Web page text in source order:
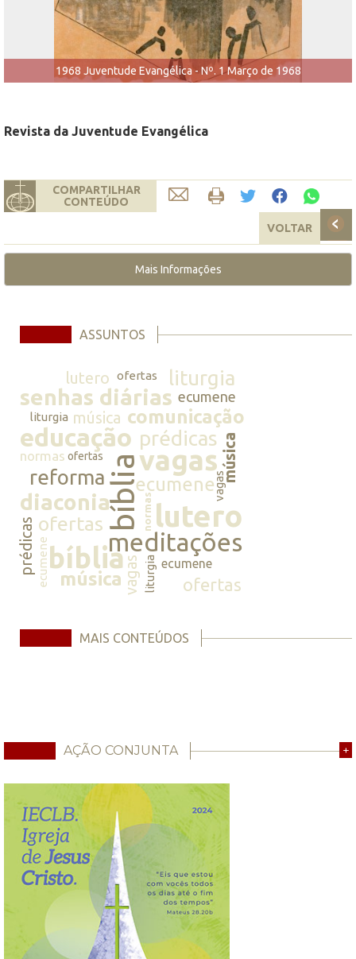
1968 Juventude Evangélica - Nº. 1 Março de 1968
Revista da Juventude Evangélica
COMPARTILHAR
CONTEÚDO
VOLTAR
Mais Informações
ASSUNTOS
lutero ofertas liturgia
senhas diárias ecumene
liturgia música comunicação
educação prédicasmúsica
normas ofertasbíbliavagas
reforma
diaconia
ecumenevagas
prédicas ofertas normaslutero
meditações
ecumenebíblia
músicavagasliturgia ecumene
ofertas
MAIS CONTEÚDOS
AÇÃO CONJUNTA +